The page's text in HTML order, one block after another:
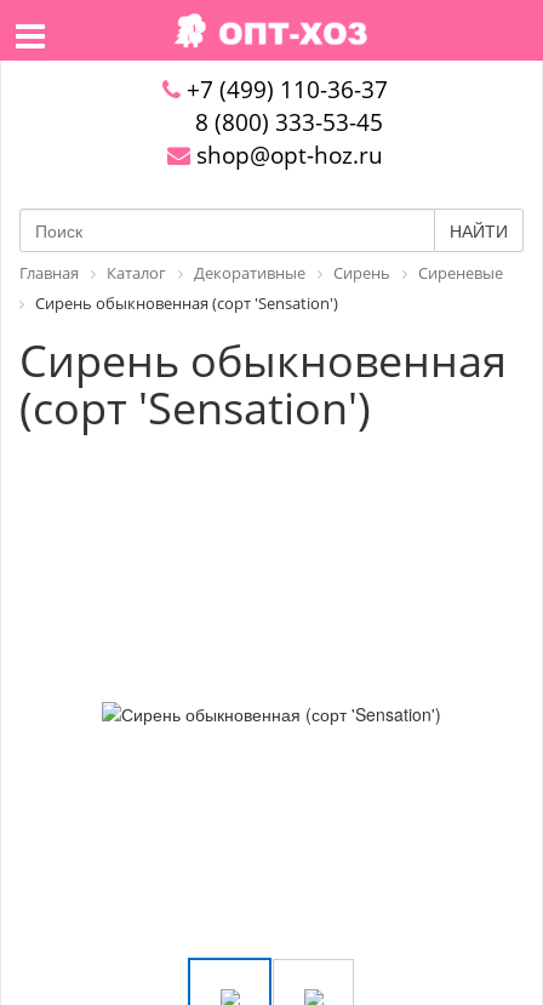
+7 (499) 110-36-37
8 (800) 333-53-45
shop@opt-hoz.ru
НАЙТИ
Главная Каталог Декоративные Сирень
Сиреневые
Сирень обыкновенная (сорт 'Sensation')
Сирень обыкновенная
(сорт 'Sensation')